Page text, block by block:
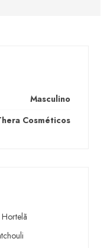
Masculino
Cosméticos